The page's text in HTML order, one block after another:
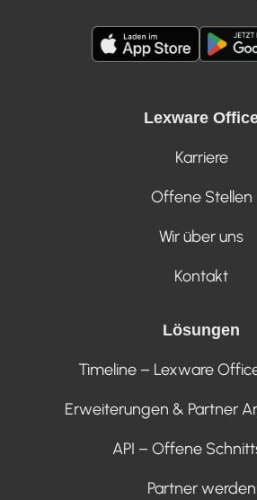
Lexware
Karriere
Offene Stellen
Wir über uns
Kontakt
Lösungen
Timeline – Lexware
Erweiterungen & Partner
API – Offene
Partner werden